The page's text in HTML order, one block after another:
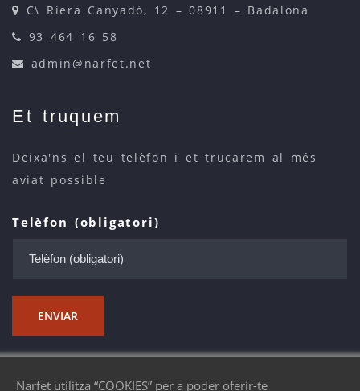
C\ Riera Canyadó, 12 – 08911 – Badalona
93 464 16 58
admin@narfet.net
Et truquem
Deixa'ns el teu telèfon i et trucarem al més
aviat possible
Telèfon (obligatori)
ENVIAR
Narfet utilitza “COOKIES” per a poder oferir-te